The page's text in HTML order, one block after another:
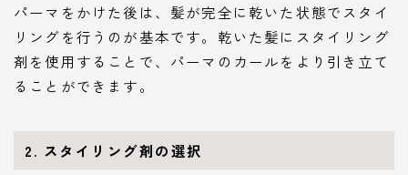
パーマをかけた後は、髪が完全に乾いた状態でスタイ
リングを行うのが基本です。乾いた髪にスタイリング
剤を使用することで、パーマのカールをより引き立て
ることができます。
2. スタイリング剤の選択